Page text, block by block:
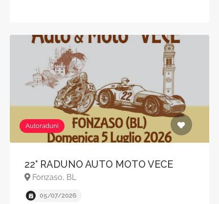
Autoraduni
22° RADUNO AUTO MOTO VECE
Fonzaso, BL
05/07/2026